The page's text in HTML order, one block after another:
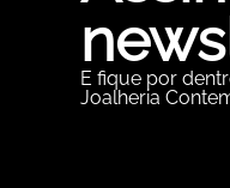
E fique por
Joalheria